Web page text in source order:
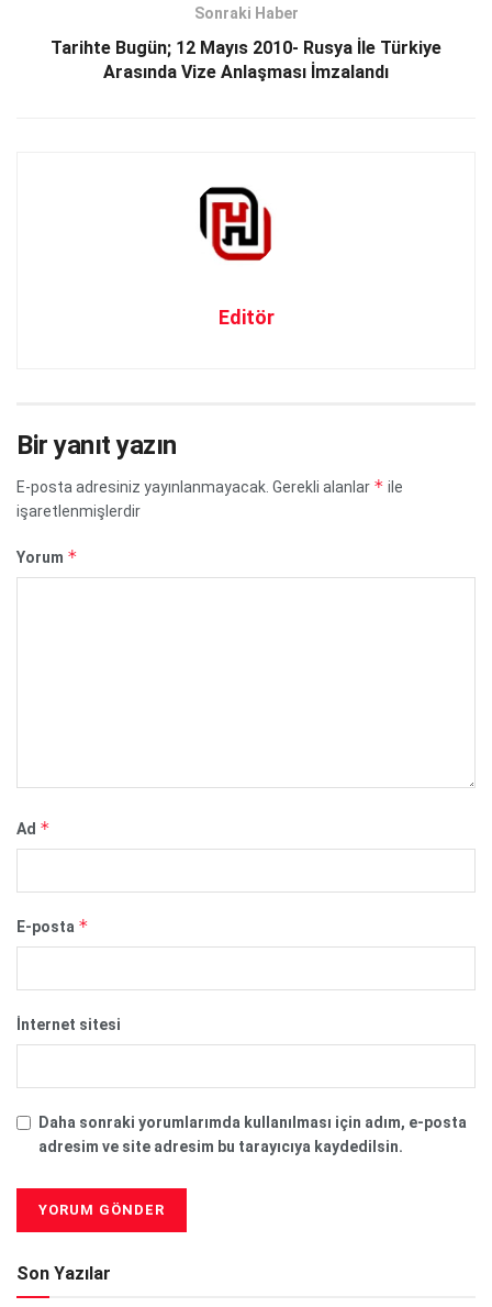
Sonraki Haber
Tarihte Bugün; 12 Mayıs 2010- Rusya İle Türkiye
Arasında Vize Anlaşması İmzalandı
Editör
Bir yanıt yazın
E-posta adresiniz yayınlanmayacak. Gerekli alanlar * ile
işaretlenmişlerdir
Yorum *
Ad *
E-posta *
İnternet sitesi
Daha sonraki yorumlarımda kullanılması için adım, e-posta
adresim ve site adresim bu tarayıcıya kaydedilsin.
Son Yazılar